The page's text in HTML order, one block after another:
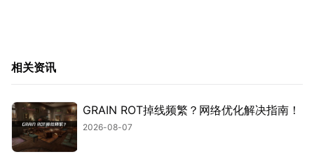
相关资讯
GRAIN ROT掉线频繁？网络优化解决指南！
2026-08-07